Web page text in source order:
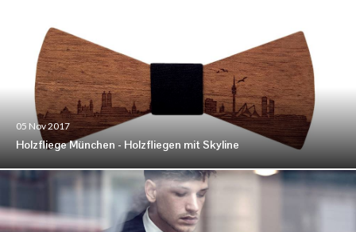
05 Nov 2017
Holzfliege München - Holzfliegen mit Skyline